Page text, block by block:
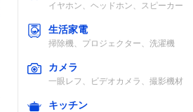
イヤホン、ヘッドホン、スピーカー
生活家電
掃除機、プロジェクター、洗濯機
カメラ
一眼レフ、ビデオカメラ、撮影機材
キッチン